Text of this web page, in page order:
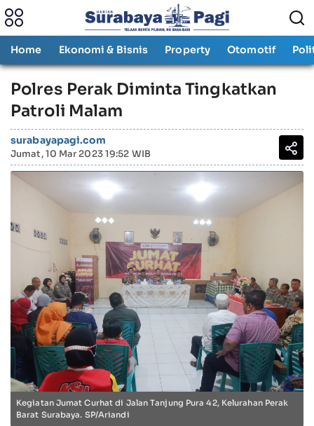
Home Ekonomi & Bisnis Property Otomotif
Polres Perak Diminta Tingkatkan
Patroli Malam
surabayapagi.com
Jumat, 10 Mar 2023 19:52 WIB
Kegiatan Jumat Curhat di Jalan Tanjung Pura 42, Kelurahan Perak
Barat Surabaya. SP/Ariandi